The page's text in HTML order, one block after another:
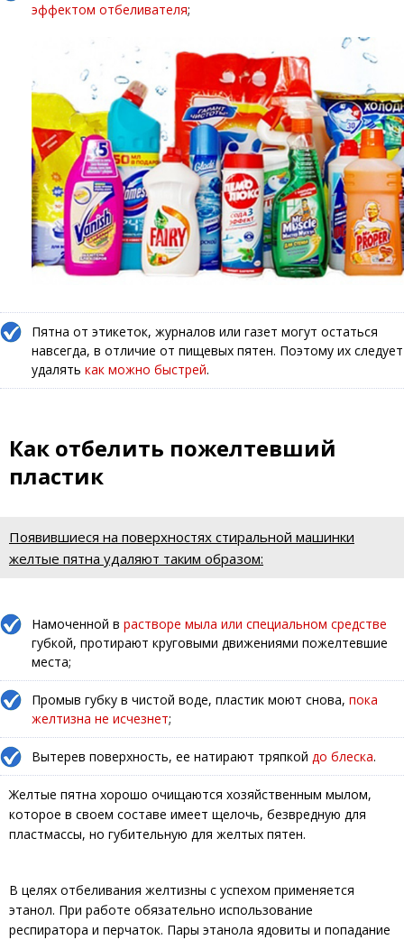
эффектом отбеливателя;
Пятна от этикеток, журналов или газет могут остаться
навсегда, в отличие от пищевых пятен. Поэтому их следует
удалять как можно быстрей.
Как отбелить пожелтевший
пластик
Появившиеся на поверхностях стиральной машинки
желтые пятна удаляют таким образом:
Намоченной в растворе мыла или специальном средстве
губкой, протирают круговыми движениями пожелтевшие
места;
Промыв губку в чистой воде, пластик моют снова, пока
желтизна не исчезнет;
Вытерев поверхность, ее натирают тряпкой до блеска.
Желтые пятна хорошо очищаются хозяйственным мылом,
которое в своем составе имеет щелочь, безвредную для
пластмассы, но губительную для желтых пятен.
В целях отбеливания желтизны с успехом применяется
этанол. При работе обязательно использование
респиратора и перчаток. Пары этанола ядовиты и попадание